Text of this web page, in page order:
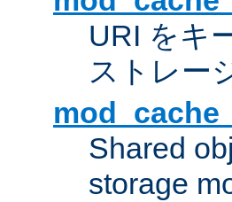
URI をキ
ストレー
Shared
storage